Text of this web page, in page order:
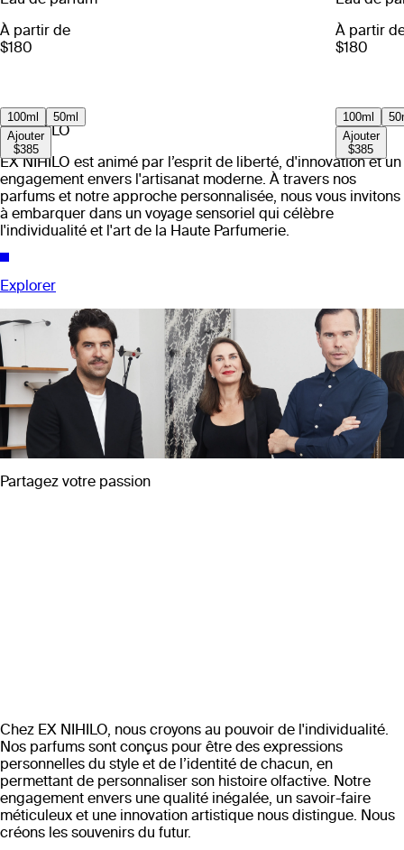
À partir de
$180
100ml
50ml
Ajouter
$385
À partir
$180
100ml
Ajouter
$385
EX NIHILO
EX NIHILO est animé par l’esprit de liberté, d'innovation et un
engagement envers l'artisanat moderne. À travers nos
parfums et notre approche personnalisée, nous vous invitons
à embarquer dans un voyage sensoriel qui célèbre
l'individualité et l'art de la Haute Parfumerie.
Explorer
Partagez votre passion
Chez EX NIHILO, nous croyons au pouvoir de l'individualité.
Nos parfums sont conçus pour être des expressions
personnelles du style et de l’identité de chacun, en
permettant de personnaliser son histoire olfactive. Notre
engagement envers une qualité inégalée, un savoir-faire
méticuleux et une innovation artistique nous distingue. Nous
créons les souvenirs du futur.